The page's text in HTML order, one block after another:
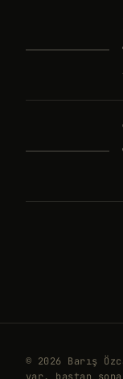
© 2026 Barış